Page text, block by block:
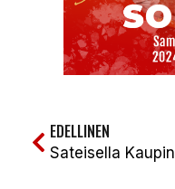
EDELLINEN